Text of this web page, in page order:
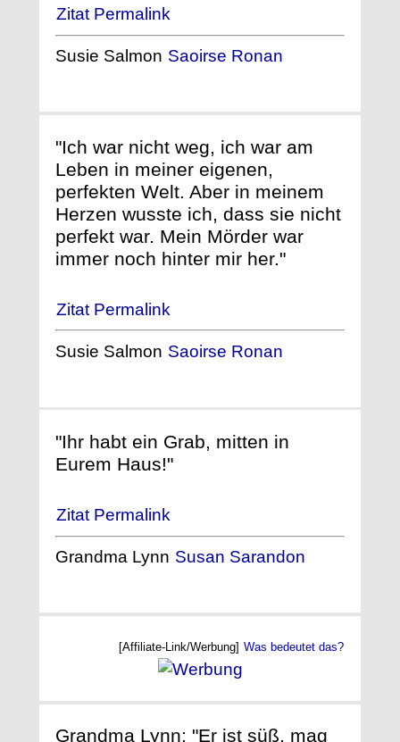
Zitat Permalink
Susie Salmon Saoirse Ronan
"Ich war nicht weg, ich war am
Leben in meiner eigenen,
perfekten Welt. Aber in meinem
Herzen wusste ich, dass sie nicht
perfekt war. Mein Mörder war
immer noch hinter mir her."
Zitat Permalink
Susie Salmon Saoirse Ronan
"Ihr habt ein Grab, mitten in
Eurem Haus!"
Zitat Permalink
Grandma Lynn Susan Sarandon
[Affiliate-Link/Werbung] Was bedeutet das?
Grandma Lynn: "Er ist süß, mag